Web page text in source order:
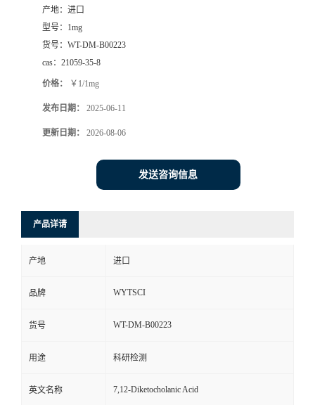
产地： 进口
型号： 1mg
货号： WT-DM-B00223
cas： 21059-35-8
价格： ￥1/1mg
发布日期： 2025-06-11
更新日期： 2026-08-06
发送咨询信息
产品详请
产地 进口
品牌 WYTSCI
货号 WT-DM-B00223
用途 科研检测
英文名称 7,12-Diketocholanic Acid